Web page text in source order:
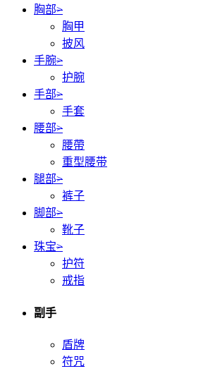
胸部>
胸甲
披风
手腕>
护腕
手部>
手套
腰部>
腰帶
重型腰带
腿部>
裤子
脚部>
靴子
珠宝>
护符
戒指
副手
盾牌
符咒